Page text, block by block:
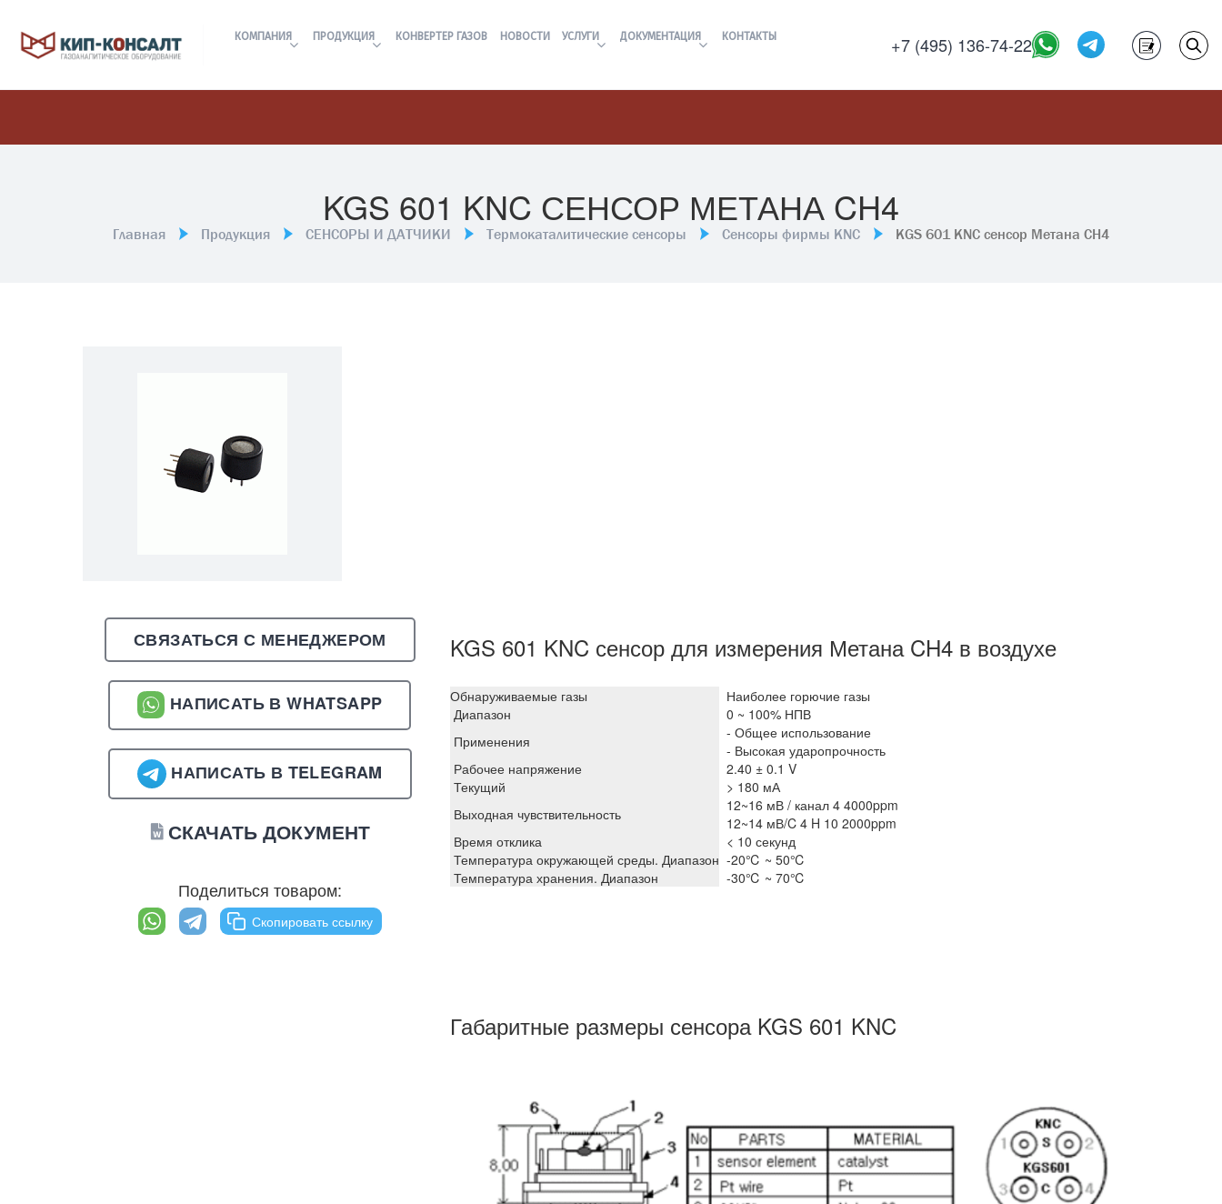
КОМПАНИЯ ПРОДУКЦИЯ КОНВЕРТЕР ГАЗОВ НОВОСТИ УСЛУГИ ДОКУМЕНТАЦИЯ КОНТАКТЫ +7 (495) 136-74-22
KGS 601 KNC СЕНСОР МЕТАНА CH4
Главная Продукция СЕНСОРЫ И ДАТЧИКИ Термокаталитические сенсоры Сенсоры фирмы KNC KGS 601 KNC сенсор Метана CH4
СВЯЗАТЬСЯ С МЕНЕДЖЕРОМ
НАПИСАТЬ В WHATSAPP
НАПИСАТЬ В TELEGRAM
СКАЧАТЬ ДОКУМЕНТ
Поделиться товаром:
Скопировать ссылку
KGS 601 KNC сенсор для измерения Метана CH4 в воздухе
Обнаруживаемые газы
Наиболее горючие газы
Диапазон
0 ~ 100% НПВ
Применения
- Общее использование
- Высокая ударопрочность
Рабочее напряжение
2.40 ± 0.1 V
Текущий
> 180 мА
Выходная чувствительность
12~16 мВ / канал 4 4000ppm
12~14 мВ/C 4 H 10 2000ppm
Время отклика
< 10 секунд
Температура окружающей среды. Диапазон -20℃ ~ 50℃
Температура хранения. Диапазон
-30℃ ~ 70℃
Габаритные размеры сенсора KGS 601 KNC